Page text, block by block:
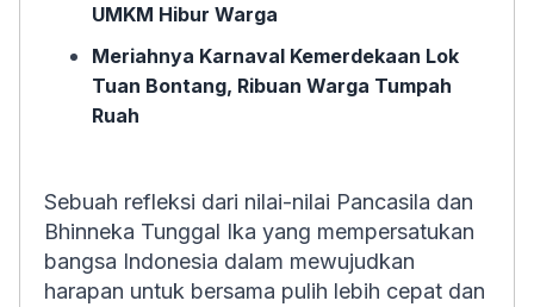
UMKM Hibur Warga
Meriahnya Karnaval Kemerdekaan Lok
Tuan Bontang, Ribuan Warga Tumpah
Ruah
Sebuah refleksi dari nilai-nilai Pancasila dan
Bhinneka Tunggal Ika yang mempersatukan
bangsa Indonesia dalam mewujudkan
harapan untuk bersama pulih lebih cepat dan